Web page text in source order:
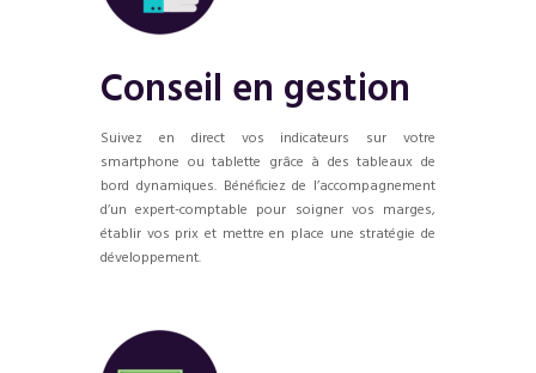
Conseil en gestion
Suivez en direct vos indicateurs sur votre
smartphone ou tablette grâce à des tableaux de
bord dynamiques. Bénéficiez de l’accompagnement
d’un expert-comptable pour soigner vos marges,
établir vos prix et mettre en place une stratégie de
développement.